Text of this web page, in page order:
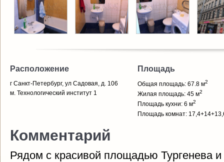
Расположение
г Санкт-Петербург, ул Садовая, д. 106
м. Технологический институт 1
Площадь
Общая площадь: 67.8 м2
Жилая площадь: 45 м2
Площадь кухни: 6 м2
Площадь комнат:
Комментарий
Рядом с красивой площадью Тургенева